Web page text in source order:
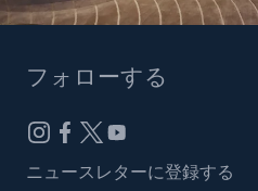
フォローする
ニュースレターに登録する